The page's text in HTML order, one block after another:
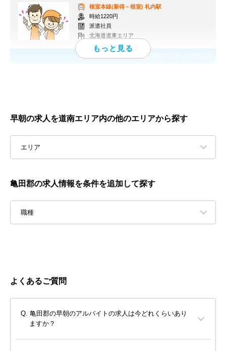
根室本線(新得－根室) 札内駅
時給1220円
派遣社員
北海道道東エリア
応募終了日：
早朝の求人を道南エリア内の他のエリアから探す
エリア
亀田郡の求人情報を条件を追加して探す
職種
よくあるご質問
亀田郡の早朝のアルバイトの求人は今どれくらいあり
ますか？